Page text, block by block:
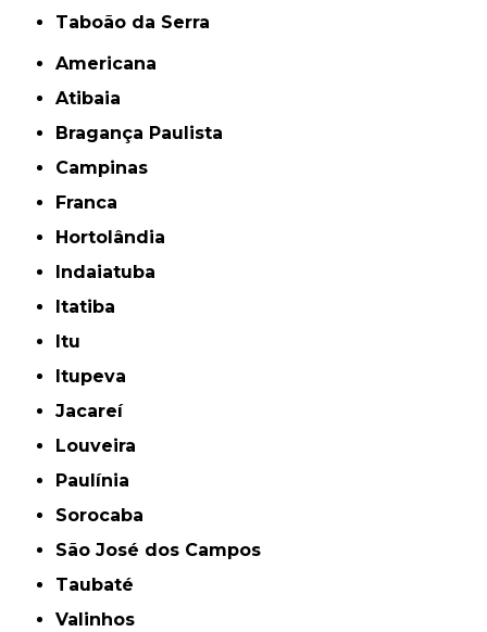
Taboão da Serra
Americana
Atibaia
Bragança Paulista
Campinas
Franca
Hortolândia
Indaiatuba
Itatiba
Itu
Itupeva
Jacareí
Louveira
Paulínia
Sorocaba
São José dos Campos
Taubaté
Valinhos